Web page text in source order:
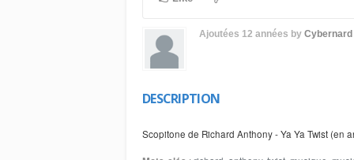
Ajoutées 12 années by Cybernard
DESCRIPTION
Scopitone de Richard Anthony - Ya Ya Twist (en